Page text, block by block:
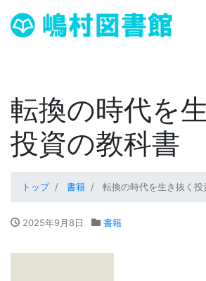
転換の時代を
投資の教科書
トップ 書籍 転換の時代を生き抜く投
2025年9月8日 書籍